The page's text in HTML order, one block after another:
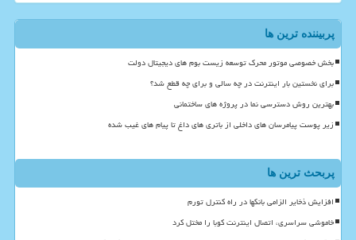
پربیننده ترین ها
بخش خصوصی موتور محرک توسعه زیست بوم های دیجیتال دولت
برای نخستین بار اینترنت در چه سالی و برای چه قطع شد؟
بهترین روش دسترسی نما در پروژه های ساختمانی
زیر پوست پیامرسان های داخلی از باتری های داغ تا پیام های غیب شده
پربحث ترین ها
افزایش ذخایر الزامی بانکها در راه کنترل تورم
خاموشی سراسری، اتصال اینترنت کوبا را مختل کرد